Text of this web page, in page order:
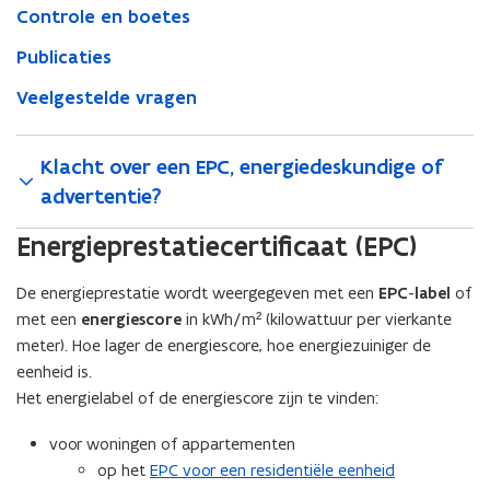
Controle en boetes
Publicaties
Veelgestelde vragen
Klacht over een EPC, energiedeskundige of
advertentie?
Energieprestatiecertificaat (EPC)
De energieprestatie wordt weergegeven met een EPC-label of
met een energiescore in kWh/m² (kilowattuur per vierkante
meter). Hoe lager de energiescore, hoe energiezuiniger de
eenheid is.
Het energielabel of de energiescore zijn te vinden:
voor woningen of appartementen
op het EPC voor een residentiële eenheid